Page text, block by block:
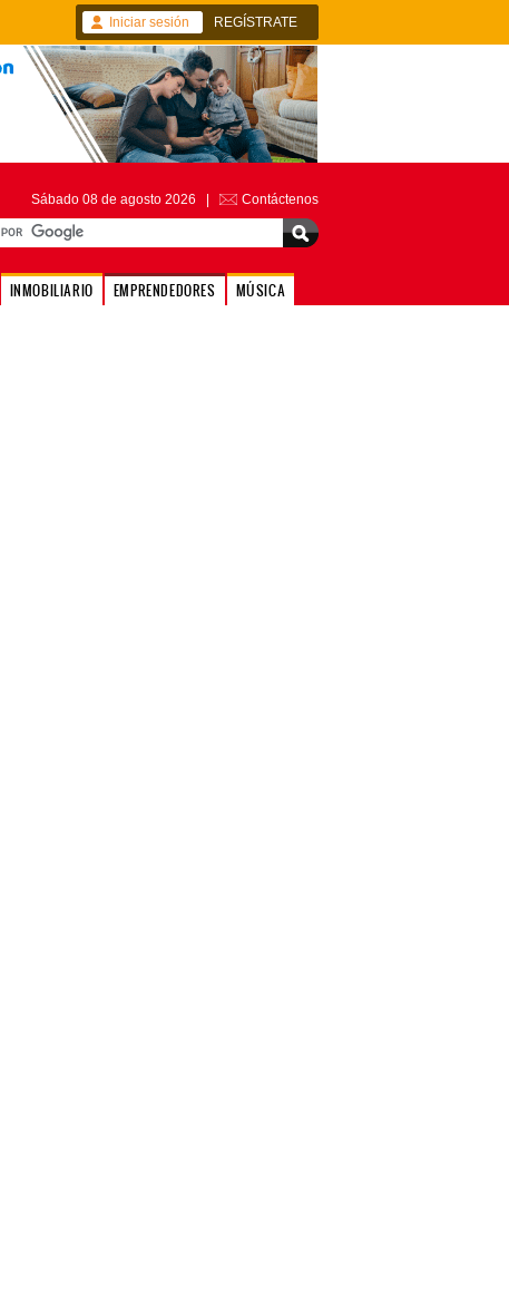
Iniciar sesión REGÍSTRATE
Sábado 08 de agosto 2026 | Contáctenos
INMOBILIARIO EMPRENDEDORES MÚSICA